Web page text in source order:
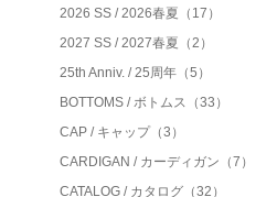
2026 SS / 2026春夏（17）
2027 SS / 2027春夏（2）
25th Anniv. / 25周年（5）
BOTTOMS / ボトムス（33）
CAP / キャップ（3）
CARDIGAN / カーディガン（7）
CATALOG / カタログ（32）